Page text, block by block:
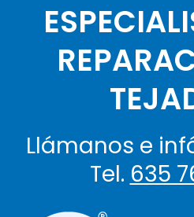
Llámanos e
Tel. 635